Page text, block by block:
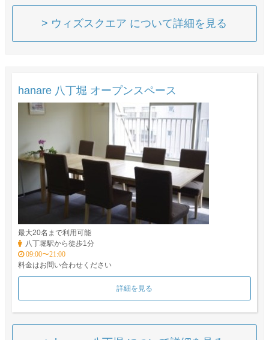
> ウィズスクエア について詳細を見る
hanare 八丁堀 オープンスペース
最大20名まで利用可能
八丁堀駅から徒歩1分
09:00〜21:00
料金はお問い合わせください
詳細を見る